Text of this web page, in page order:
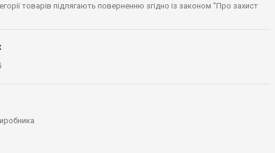
товарів підлягають поверненню згідно із законом "Про захист